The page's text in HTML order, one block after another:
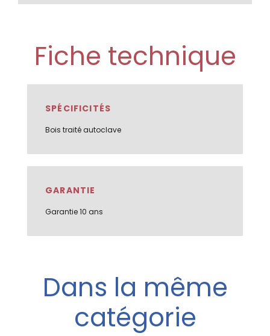
Fiche technique
SPÉCIFICITÉS
Bois traité autoclave
GARANTIE
Garantie 10 ans
Dans la même
catégorie